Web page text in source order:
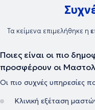
και ως ”follow-up”,
ιδιαίτερα σημαντική, για
άρθρα σε διεθνή
της λιποαναρρόφησης και
χειρουργική του μαστού.
επιστημονικά συνέδρια
καθώς και σε σεμινάρια
ασθενείς.
Τα κείμενα επιμελήθηκε η
Ποιες είναι οι πιο
προσφέρουν οι
Οι πιο συχνές υπηρεσίες
Κλινική εξέταση